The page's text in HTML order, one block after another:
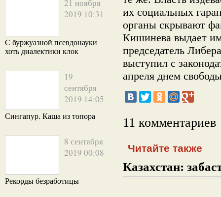
21 ноября
2019 10:31
С буржуазной псевдонауки
хоть диалектики клок
19
сентября
2019 14:05
Сингапур. Каша из топора
8 сентября
2019 00:08
Рекорды безработицы
их социальных
органы скрывают
Кишинева выдает
председатель
выступил с
апреля днем
11 комментариев
Читайте также
Казахстан: